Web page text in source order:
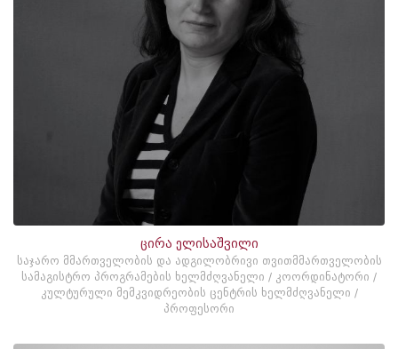
ცირა ელისაშვილი
საჯარო მმართველობის და ადგილობრივი თვითმმართველობის
სამაგისტრო პროგრამების ხელმძღვანელი / კოორდინატორი /
კულტურული მემკვიდრეობის ცენტრის ხელმძღვანელი /
პროფესორი